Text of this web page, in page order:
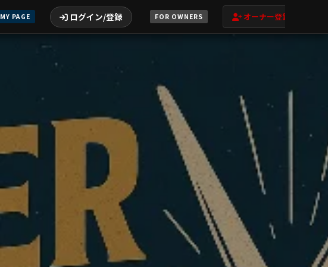
MY PAGE ログイン/登録 FOR OWNERS オーナー登録